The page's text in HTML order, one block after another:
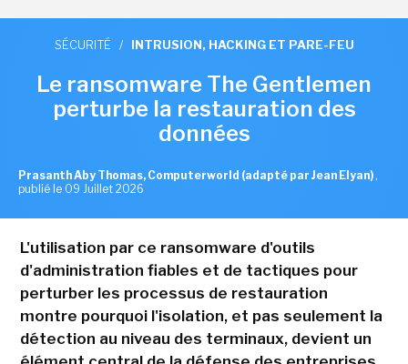
SÉCURITÉ / INTRUSION, HACKING ET PARE-FEU
Le ransomware The Gentlemen
perturbe la restauration des
données
Prasanth Aby Thomas, Computerworld (adapté par Jean Elyan) ,
publié le 09 Juillet 2026
L'utilisation par ce ransomware d'outils
d'administration fiables et de tactiques pour
perturber les processus de restauration
montre pourquoi l'isolation, et pas seulement la
détection au niveau des terminaux, devient un